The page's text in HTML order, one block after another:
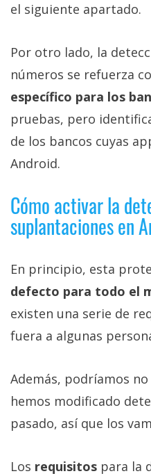
el siguiente apartado.
Por otro lado, la
números se refuerza
específico para los
pruebas, pero
de los bancos cuyas
Android.
Cómo activar la
suplantaciones en
En principio, esta
defecto para todo el
existen una serie de
fuera a algunas
Además, podríamos
hemos modificado
pasado, así que los
Los requisitos para la